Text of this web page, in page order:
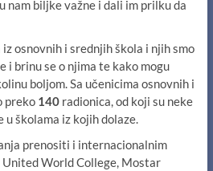
nam biljke važne i dali im prilku da
osnovnih i srednjih škola i njih smo
i brinu se o njima te kako mogu
boljom. Sa učenicima osnovnih i
preko 140radionica, od koji su neke
u školama iz kojih dolaze.
prenositi i internacionalnim
United World College, Mostar